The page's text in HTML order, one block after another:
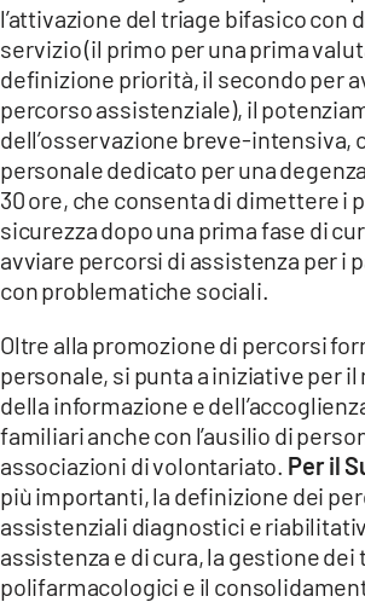
l’attivazione del triage bifasico con
servizio (il primo per una prima
definizione priorità, il secondo per
percorso assistenziale), il
dell’osservazione breve‐intensiva,
personale dedicato per una
30 ore, che consenta di dimettere i
sicurezza dopo una prima fase di
avviare percorsi di assistenza per i
con problematiche sociali.
Oltre alla promozione di percorsi
personale, si punta a iniziative per
della informazione e
familiari anche con l’ausilio di
associazioni di volontariato. Per il
più importanti, la definizione dei
assistenziali diagnostici e
assistenza e di cura, la gestione
polifarmacologici e il